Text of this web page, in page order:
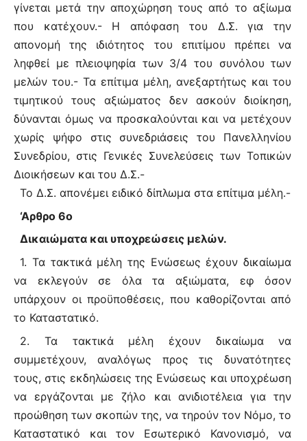
γίνεται μετά την αποχώρηση τους από το αξίωμα
που κατέχουν.- Η απόφαση του Δ.Σ. για την
απονομή της ιδιότητος του επιτίμου πρέπει να
ληφθεί με πλειοψηφία των 3/4 του συνόλου των
μελών του.- Τα επίτιμα μέλη, ανεξαρτήτως και του
τιμητικού τους αξιώματος δεν ασκούν διοίκηση,
δύνανται όμως να προσκαλούνται και να μετέχουν
χωρίς ψήφο στις συνεδριάσεις του Πανελληνίου
Συνεδρίου, στις Γενικές Συνελεύσεις των Τοπικών
Διοικήσεων και του Δ.Σ.-
Το Δ.Σ. απονέμει ειδικό δίπλωμα στα επίτιμα μέλη.-
‘Αρθρο 6ο
Δικαιώματα και υποχρεώσεις μελών.
1. Τα τακτικά μέλη της Ενώσεως έχουν δικαίωμα
να εκλεγούν σε όλα τα αξιώματα, εφ όσον
υπάρχουν οι προϋποθέσεις, που καθορίζονται από
το Καταστατικό.
2. Τα τακτικά μέλη έχουν δικαίωμα να
συμμετέχουν, αναλόγως προς τις δυνατότητες
τους, στις εκδηλώσεις της Ενώσεως και υποχρέωση
να εργάζονται με ζήλο και ανιδιοτέλεια για την
προώθηση των σκοπών της, να τηρούν τον Νόμο, το
Καταστατικό και τον Εσωτερικό Κανονισμό, να